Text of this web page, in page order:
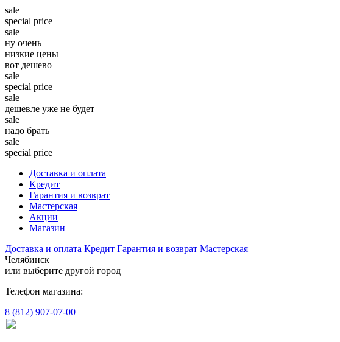
sale
special price
sale
ну очень
низкие цены
вот дешево
sale
special price
sale
дешевле уже не будет
sale
надо брать
sale
special price
Доставка и оплата
Кредит
Гарантия и возврат
Мастерская
Акции
Магазин
Доставка и оплата Кредит Гарантия и возврат Мастерская
Челябинск
или выберите другой город
Телефон магазина:
8 (812) 907-07-00